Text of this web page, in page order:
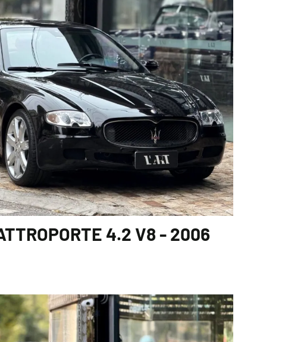
4.2 V8 - 2006